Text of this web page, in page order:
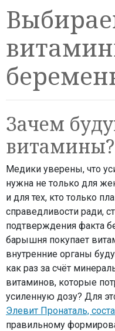
Зачем
витамины?
Медики уверены, что
нужна не только для
и для тех, кто только
справедливости ради,
подтверждения факта
барышня покупает
внутренние органы
как раз за счёт
витаминов, которые
усиленную дозу? Для
Элевит Пронаталь,
правильному